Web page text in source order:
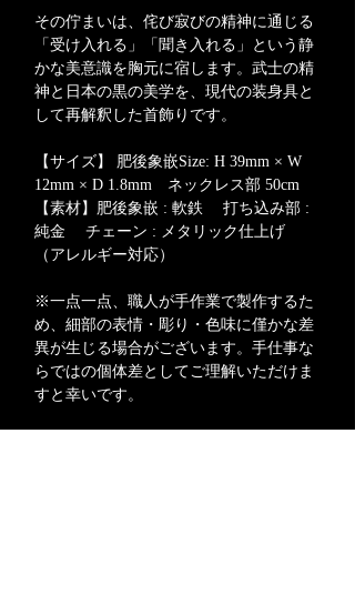
その佇まいは、侘び寂びの精神に通じる
「受け入れる」「聞き入れる」という静
かな美意識を胸元に宿します。武士の精
神と日本の黒の美学を、現代の装身具と
して再解釈した首飾りです。
【サイズ】 肥後象嵌Size: H 39mm × W
12mm × D 1.8mm ネックレス部 50cm
【素材】肥後象嵌 : 軟鉄 打ち込み部 :
純金 チェーン : メタリック仕上げ
（アレルギー対応）
※一点一点、職人が手作業で製作するた
め、細部の表情・彫り・色味に僅かな差
異が生じる場合がございます。手仕事な
らではの個体差としてご理解いただけま
すと幸いです。